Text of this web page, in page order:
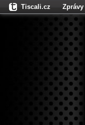
Tiscali.cz Zprávy
Fights.cz